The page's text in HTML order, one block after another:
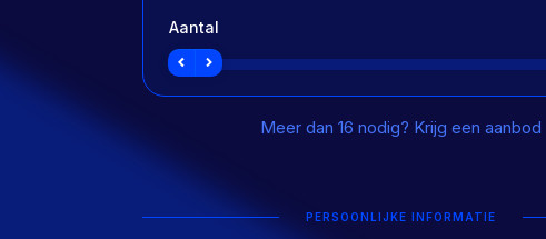
Aantal
Meer dan 16 nodig? Krijg een aanbod
PERSOONLIJKE INFORMATIE